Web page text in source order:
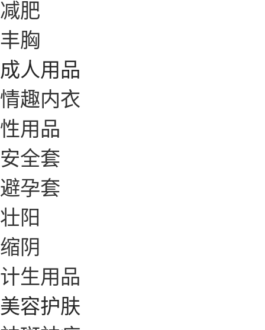
减肥
丰胸
成人用品
情趣内衣
性用品
安全套
避孕套
壮阳
缩阴
计生用品
美容护肤